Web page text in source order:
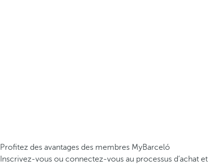
Profitez des avantages des membres MyBarceló
Inscrivez-vous ou connectez-vous au processus d’achat et